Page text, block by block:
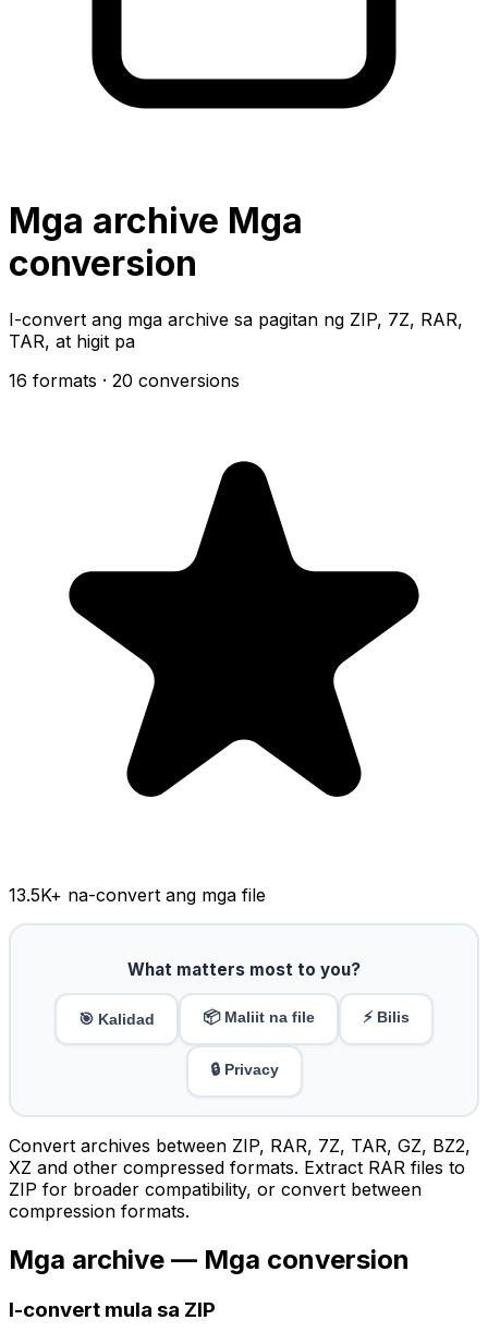
Mga archive Mga
conversion
I-convert ang mga archive sa pagitan ng ZIP, 7Z, RAR,
TAR, at higit pa
16 formats · 20 conversions
13.5K+ na-convert ang mga file
What matters most to you?
🎯 Kalidad 📦 Maliit na file ⚡ Bilis
🔒 Privacy
Convert archives between ZIP, RAR, 7Z, TAR, GZ, BZ2,
XZ and other compressed formats. Extract RAR files to
ZIP for broader compatibility, or convert between
compression formats.
Mga archive — Mga conversion
I-convert mula sa ZIP